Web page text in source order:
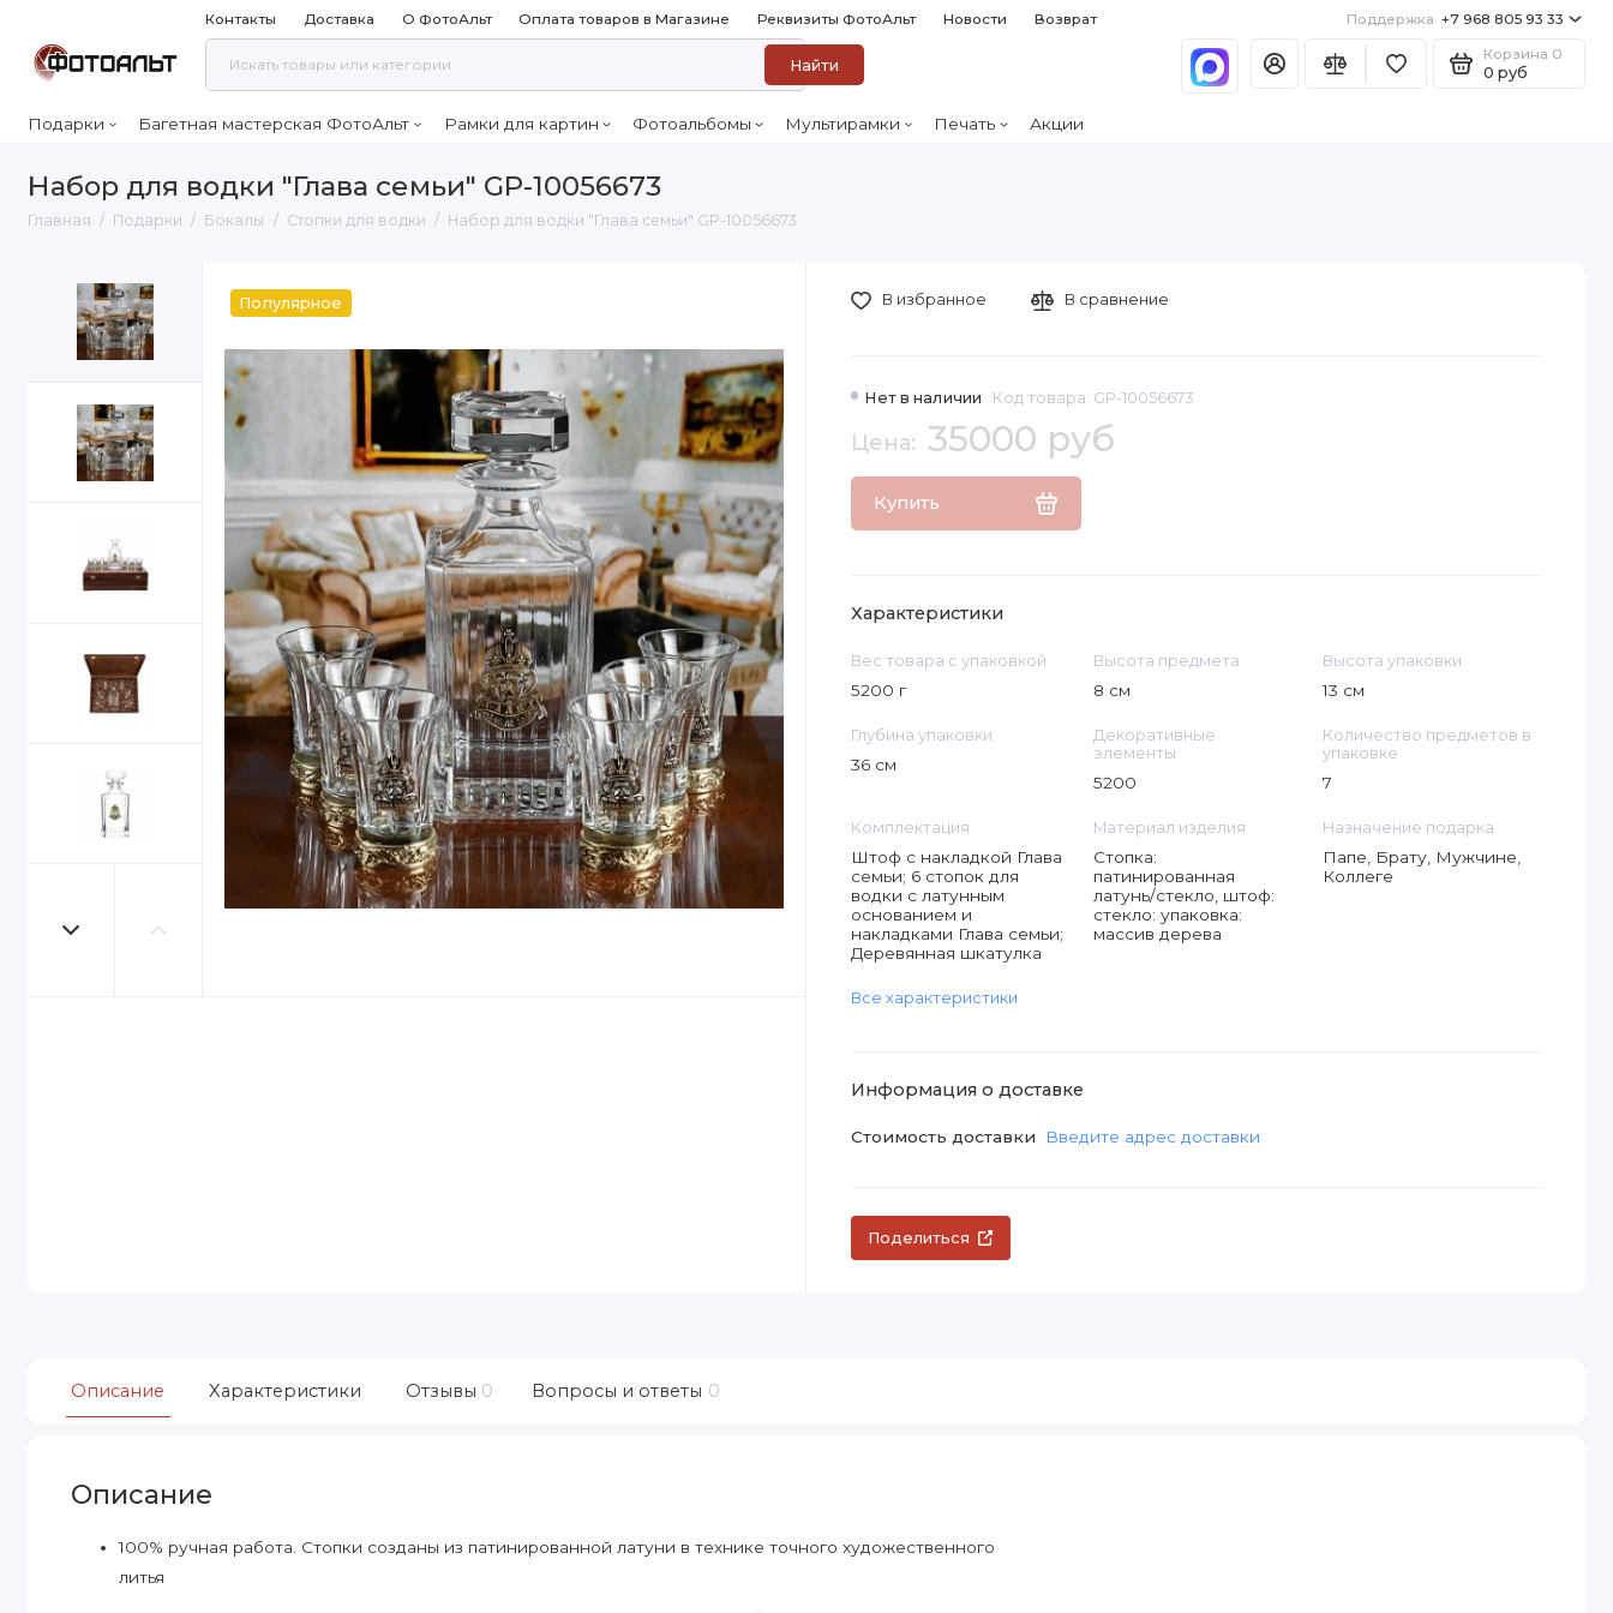
Контакты Доставка О ФотоАльт Оплата товаров в Магазине Реквизиты ФотоАльт Новости Возврат Поддержка +7 968 805 93 33
Найти
Корзина 0
0 руб
Подарки Багетная мастерская ФотоАльт Рамки для картин Фотоальбомы Мультирамки Печать Акции
Набор для водки "Глава семьи" GP-10056673
Главная Подарки Бокалы Стопки для водки Набор для водки "Глава семьи" GP-10056673
Популярное
Нет в наличии Код товара: GP-10056673
35000 руб
Купить
В избранное В сравнение
Характеристики
Вес товара с упаковкой
5200 г
Высота предмета
8 см
Высота упаковки
13 см
Глубина упаковки
36 см
Декоративные
элементы
5200
Количество предметов в
упаковке
7
Комплектация
Штоф с накладкой Глава
семьи; 6 стопок для
водки с латунным
основанием и
накладками Глава семьи;
Деревянная шкатулка
Материал изделия
Стопка:
патинированная
латунь/стекло, штоф:
стекло: упаковка:
массив дерева
Назначение подарка
Папе, Брату, Мужчине,
Коллеге
Все характеристики
Информация о доставке
Стоимость доставки Введите адрес доставки
Поделиться
Описание Характеристики Отзывы 0 Вопросы и ответы 0
Описание
100% ручная работа. Стопки созданы из патинированной латуни в технике точного художественного
литья